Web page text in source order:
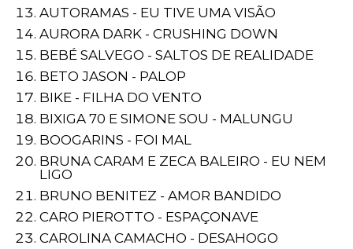
AUTORAMAS - EU TIVE UMA VISÃO
AURORA DARK - CRUSHING DOWN
BEBÉ SALVEGO - SALTOS DE REALIDADE
BETO JASON - PALOP
BIKE - FILHA DO VENTO
BIXIGA 70 E SIMONE SOU - MALUNGU
BOOGARINS - FOI MAL
BRUNA CARAM E ZECA BALEIRO - EU NEM
LIGO
BRUNO BENITEZ - AMOR BANDIDO
CARO PIEROTTO - ESPAÇONAVE
CAROLINA CAMACHO - DESAHOGO